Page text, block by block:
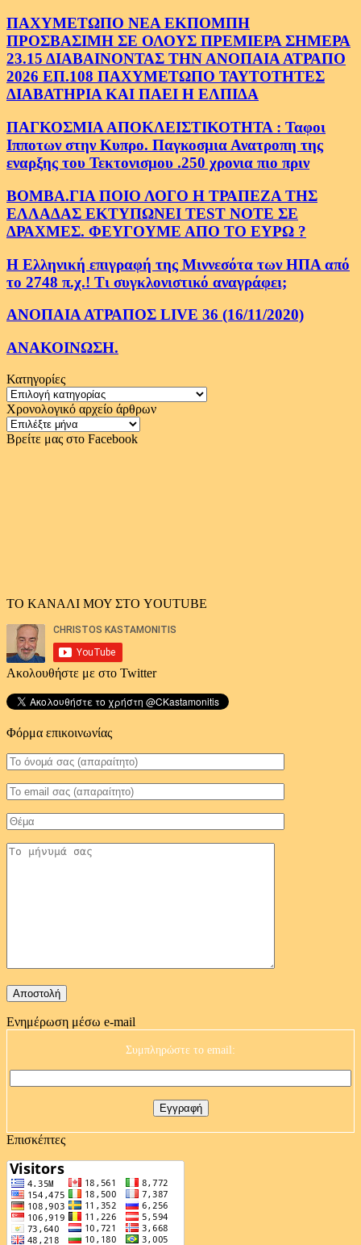
ΠΑΧΥΜΕΤΩΠΟ ΝΕΑ ΕΚΠΟΜΠΗ
ΠΡΟΣΒΑΣΙΜΗ ΣΕ ΟΛΟΥΣ ΠΡΕΜΙΕΡΑ ΣΗΜΕΡΑ
23.15 ΔΙΑΒΑΙΝΟΝΤΑΣ ΤΗΝ ΑΝΟΠΑΙΑ ΑΤΡΑΠΟ
2026 ΕΠ.108 ΠΑΧΥΜΕΤΩΠΟ ΤΑΥΤΟΤΗΤΕΣ
ΔΙΑΒΑΤΗΡΙΑ ΚΑΙ ΠΑΕΙ Η ΕΛΠΙΔΑ
ΠΑΓΚΟΣΜΙΑ ΑΠΟΚΛΕΙΣΤΙΚΟΤΗΤΑ : Ταφοι
Ιπποτων στην Κυπρο. Παγκοσμια Ανατροπη της
εναρξης του Τεκτονισμου .250 χρονια πιο πριν
ΒΟΜΒΑ.ΓΙΑ ΠΟΙΟ ΛΟΓΟ Η ΤΡΑΠΕΖΑ ΤΗΣ
ΕΛΛΑΔΑΣ ΕΚΤΥΠΩΝΕΙ TEST NOTE ΣΕ
ΔΡΑΧΜΕΣ. ΦΕΥΓΟΥΜΕ ΑΠΟ ΤΟ ΕΥΡΩ ?
Η Ελληνική επιγραφή της Μιννεσότα των ΗΠΑ από
το 2748 π.χ.! Τι συγκλονιστικό αναγράφει;
ΑΝΟΠΑΙΑ ΑΤΡΑΠΟΣ LIVE 36 (16/11/2020)
ΑΝΑΚΟΙΝΩΣΗ.
Κατηγορίες
Κατηγορίες
Χρονολογικό αρχείο άρθρων
Χρονολογικό
αρχείο
Βρείτε μας στο Facebook
ΤΟ ΚΑΝΑΛΙ ΜΟΥ ΣΤΟ YOUTUBE
Ακολουθήστε με στο Twitter
Φόρμα επικοινωνίας
Ενημέρωση μέσω e-mail
Συμπληρώστε το email:
Επισκέπτες